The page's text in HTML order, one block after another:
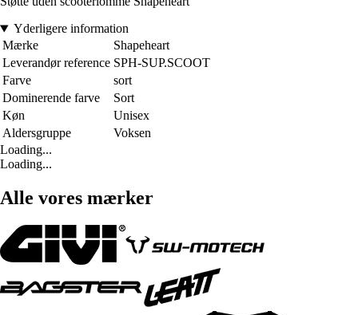
Yderligere information
Mærke
Shapeheart
Leverandør reference SPH-SUP.SCOOT
Farve
sort
Dominerende farve
Sort
Køn
Unisex
Aldersgruppe
Voksen
Loading...
Loading...
Alle vores mærker